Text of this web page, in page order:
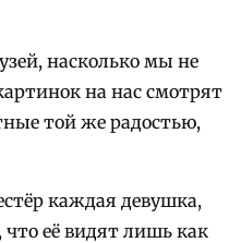
насколько мы не
на нас смотрят
той же радостью,
каждая девушка,
её видят лишь как